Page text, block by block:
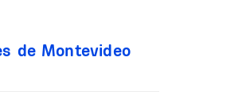
de Montevideo